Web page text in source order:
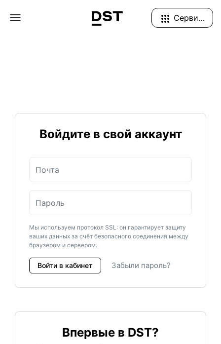
Navigation Menu Сервисы
Войдите в свой аккаунт
Мы используем протокол SSL: он гарантирует защиту
ваших данных за счёт безопасного соединения между
браузером и сервером.
Войти в кабинет Забыли пароль?
Впервые в DST?